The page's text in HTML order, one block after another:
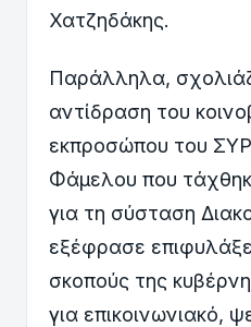
Χατζηδάκης.
Παράλληλα,
αντίδραση του
εκπροσώπου του
Φάμελου που
για τη σύσταση
εξέφρασε
σκοπούς της
για επικοινωνιακό,